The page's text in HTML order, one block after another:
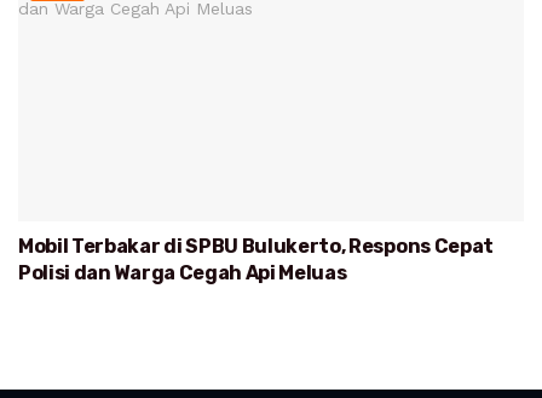
Mobil Terbakar di SPBU Bulukerto, Respons Cepat
Polisi dan Warga Cegah Api Meluas